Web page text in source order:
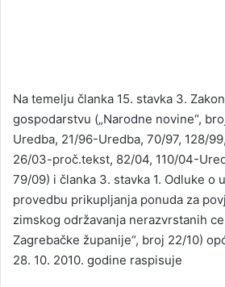
Na temelju članka 15. stavka 3.
gospodarstvu („Narodne novine“,
Uredba, 21/96-Uredba, 70/97, 128/
26/03-proč.tekst, 82/04, 110/04-
79/09) i članka 3. stavka 1. Odluke o
provedbu prikupljanja ponuda za
zimskog održavanja nerazvrstanih
Zagrebačke županije“, broj 22/10)
28. 10. 2010. godine raspisuje